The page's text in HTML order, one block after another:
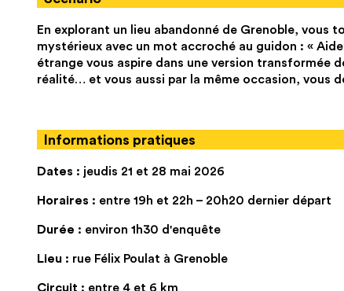
En explorant un lieu abandonné de Grenoble, vous
mystérieux avec un mot accroché au guidon : «
étrange vous aspire dans une version transformée
réalité… et vous aussi par la même occasion, vous
Informations pratiques
Dates : jeudis 21 et 28 mai 2026
Horaires : entre 19h et 22h – 20h20 dernier départ
Durée : environ 1h30 d'enquête
Lieu : rue Félix Poulat à Grenoble
Circuit : entre 4 et 6 km